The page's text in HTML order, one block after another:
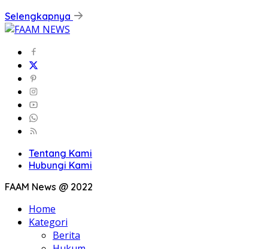
Selengkapnya
Tentang Kami
Hubungi Kami
FAAM News @ 2022
Home
Kategori
Berita